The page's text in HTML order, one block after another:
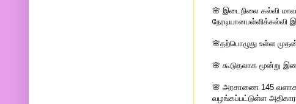
🌸 இடைநிலை கல்வி
🌸தற்பொழுது உள்ள
🌸 கூடுதலாக மூன்று
🌸 அரசாணை 145
வழங்கப்பட்டுள்ள